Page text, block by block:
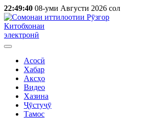
22:49:40 08-уми Августи 2026 сол
Китобхонаи
электронӣ
Асосӣ
Хабар
Аксҳо
Видео
Хазина
Ҷӯстуҷӯ
Тамос